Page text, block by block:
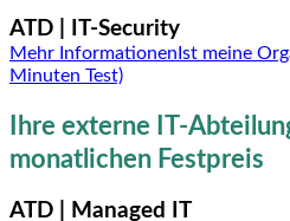
ATD | IT-Security
Mehr Informationen Ist meine
Minuten Test)
Ihre externe IT-
monatlichen Festpreis
ATD | Managed IT